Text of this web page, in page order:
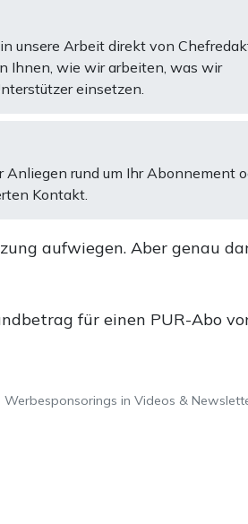
unsere Arbeit direkt von
Ihnen, wie wir arbeiten, was wir
einsetzen.
rund um Ihr Abonnement
Kontakt.
aufwiegen. Aber genau
für einen PUR-Abo
in Videos &